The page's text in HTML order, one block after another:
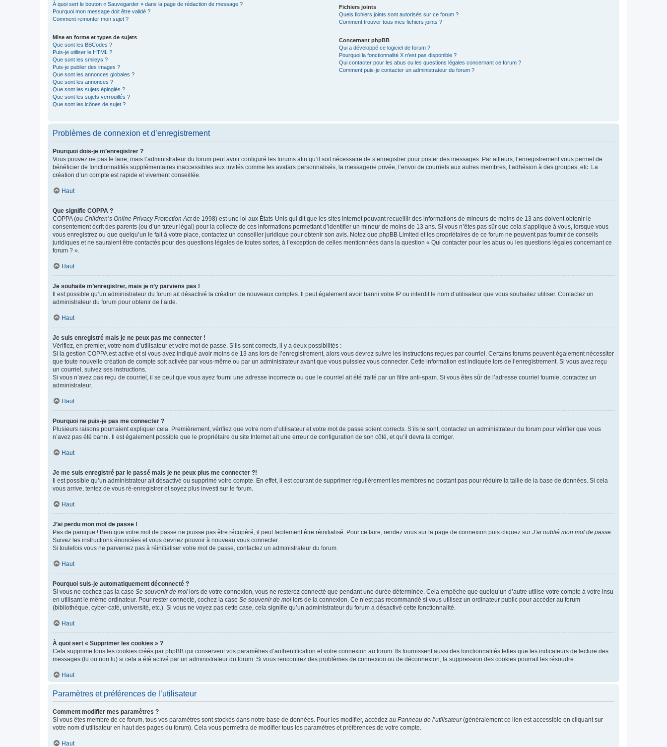
À quoi sert le bouton « Sauvegarder » dans la page de rédaction de message ?
Pourquoi mon message doit être validé ?
Comment remonter mon sujet ?
Mise en forme et types de sujets
Que sont les BBCodes ?
Puis-je utiliser le HTML ?
Que sont les smileys ?
Puis-je publier des images ?
Que sont les annonces globales ?
Que sont les annonces ?
Que sont les sujets épinglés ?
Que sont les sujets verrouillés ?
Que sont les icônes de sujet ?
Fichiers joints
Quels fichiers joints sont autorisés sur ce forum ?
Comment trouver tous mes fichiers joints ?
Concernant phpBB
Qui a développé ce logiciel de forum ?
Pourquoi la fonctionnalité X n’est pas disponible ?
Qui contacter pour les abus ou les questions légales concernant ce forum ?
Comment puis-je contacter un administrateur du forum ?
Problèmes de connexion et d’enregistrement
Pourquoi dois-je m’enregistrer ?
Vous pouvez ne pas le faire, mais l’administrateur du forum peut avoir configuré les forums afin qu’il soit nécessaire de s’enregistrer pour poster des messages. Par ailleurs, l’enregistrement vous permet de
bénéficier de fonctionnalités supplémentaires inaccessibles aux invités comme les avatars personnalisés, la messagerie privée, l’envoi de courriels aux autres membres, l’adhésion à des groupes, etc. La
création d’un compte est rapide et vivement conseillée.
Haut
Que signifie COPPA ?
COPPA (ou Children’s Online Privacy Protection Actde 1998) est une loi aux États-Unis qui dit que les sites Internet pouvant recueillir des informations de mineurs de moins de 13 ans doivent obtenir le
consentement écrit des parents (ou d’un tuteur légal) pour la collecte de ces informations permettant d’identifier un mineur de moins de 13 ans. Si vous n’êtes pas sûr que cela s’applique à vous, lorsque vous
vous enregistrez ou que quelqu’un le fait à votre place, contactez un conseiller juridique pour obtenir son avis. Notez que phpBB Limited et les propriétaires de ce forum ne peuvent pas fournir de conseils
juridiques et ne sauraient être contactés pour des questions légales de toutes sortes, à l’exception de celles mentionnées dans la question « Qui contacter pour les abus ou les questions légales concernant ce
forum ? ».
Haut
Je souhaite m’enregistrer, mais je n’y parviens pas !
Il est possible qu’un administrateur du forum ait désactivé la création de nouveaux comptes. Il peut également avoir banni votre IP ou interdit le nom d’utilisateur que vous souhaitez utiliser. Contactez un
administrateur du forum pour obtenir de l’aide.
Haut
Je suis enregistré mais je ne peux pas me connecter !
Vérifiez, en premier, votre nom d’utilisateur et votre mot de passe. S’ils sont corrects, il y a deux possibilités :
Si la gestion COPPA est active et si vous avez indiqué avoir moins de 13 ans lors de l’enregistrement, alors vous devrez suivre les instructions reçues par courriel. Certains forums peuvent également nécessiter
que toute nouvelle création de compte soit activée par vous-même ou par un administrateur avant que vous puissiez vous connecter. Cette information est indiquée lors de l’enregistrement. Si vous avez reçu
un courriel, suivez ses instructions.
Si vous n’avez pas reçu de courriel, il se peut que vous ayez fourni une adresse incorrecte ou que le courriel ait été traité par un filtre anti-spam. Si vous êtes sûr de l’adresse courriel fournie, contactez un
administrateur.
Haut
Pourquoi ne puis-je pas me connecter ?
Plusieurs raisons pourraient expliquer cela. Premièrement, vérifiez que votre nom d’utilisateur et votre mot de passe soient corrects. S’ils le sont, contactez un administrateur du forum pour vérifier que vous
n’avez pas été banni. Il est également possible que le propriétaire du site Internet ait une erreur de configuration de son côté, et qu’il devra la corriger.
Haut
Je me suis enregistré par le passé mais je ne peux plus me connecter ?!
Il est possible qu’un administrateur ait désactivé ou supprimé votre compte. En effet, il est courant de supprimer régulièrement les membres ne postant pas pour réduire la taille de la base de données. Si cela
vous arrive, tentez de vous ré-enregistrer et soyez plus investi sur le forum.
Haut
J’ai perdu mon mot de passe !
Pas de panique ! Bien que votre mot de passe ne puisse pas être récupéré, il peut facilement être réinitialisé. Pour ce faire, rendez vous sur la page de connexion puis cliquez sur J’ai oublié mon mot de passe
Suivez les instructions énoncées et vous devriez pouvoir à nouveau vous connecter.
Si toutefois vous ne parveniez pas à réinitialiser votre mot de passe, contactez un administrateur du forum.
Haut
Pourquoi suis-je automatiquement déconnecté ?
Si vous ne cochez pas la case Se souvenir de moi lors de votre connexion, vous ne resterez connecté que pendant une durée déterminée. Cela empêche que quelqu’un d’autre utilise votre compte à votre insu
en utilisant le même ordinateur. Pour rester connecté, cochez la case Se souvenir de moi lors de la connexion. Ce n’est pas recommandé si vous utilisez un ordinateur public pour accéder au forum
(bibliothèque, cyber-café, université, etc.). Si vous ne voyez pas cette case, cela signifie qu’un administrateur du forum a désactivé cette fonctionnalité.
Haut
À quoi sert « Supprimer les cookies » ?
Cela supprime tous les cookies créés par phpBB qui conservent vos paramètres d’authentification et votre connexion au forum. Ils fournissent aussi des fonctionnalités telles que les indicateurs de lecture des
messages (lu ou non lu) si cela a été activé par un administrateur du forum. Si vous rencontrez des problèmes de connexion ou de déconnexion, la suppression des cookies pourrait les résoudre.
Haut
Paramètres et préférences de l’utilisateur
Comment modifier mes paramètres ?
Si vous êtes membre de ce forum, tous vos paramètres sont stockés dans notre base de données. Pour les modifier, accédez au Panneau de l’utilisateur(généralement ce lien est accessible en cliquant sur
votre nom d’utilisateur en haut des pages du forum). Cela vous permettra de modifier tous les paramètres et préférences de votre compte.
Haut